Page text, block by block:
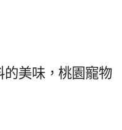
的美味，桃園寵物